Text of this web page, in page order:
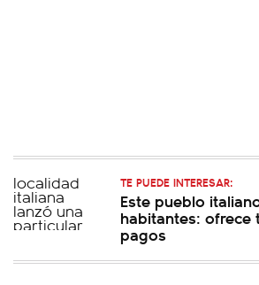
TE PUEDE INTERESAR:
Este pueblo
habitantes: ofrece
pagos